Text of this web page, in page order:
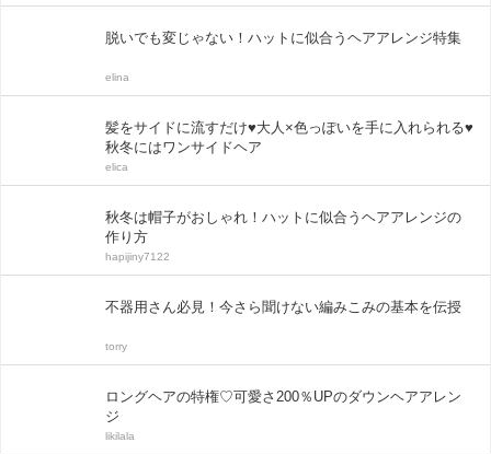
脱いでも変じゃない！ハットに似合うヘアアレンジ特集
elina
髪をサイドに流すだけ♥大人×色っぽいを手に入れられる♥
秋冬にはワンサイドヘア
elica
秋冬は帽子がおしゃれ！ハットに似合うヘアアレンジの
作り方
hapijiny7122
不器用さん必見！今さら聞けない編みこみの基本を伝授
torry
ロングヘアの特権♡可愛さ200％UPのダウンヘアアレン
ジ
likilala